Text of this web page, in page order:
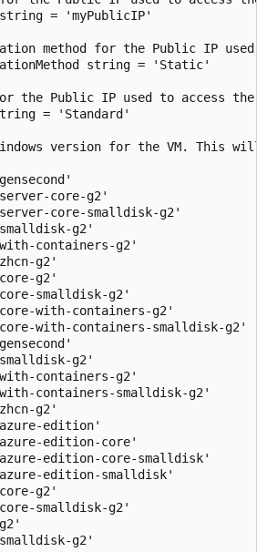
string = 'myPublicIP'
method for the Public IP
string = 'Static'
the Public IP used to access
= 'Standard'
version for the VM. This
core-g2'
core-smalldisk-g2'
g2'
containers-g2'
g2'
g2'
smalldisk-g2'
with-containers-g2'
with-containers-smalldisk-g2'
g2'
containers-g2'
containers-smalldisk-g2'
g2'
edition'
edition-core'
edition-core-smalldisk'
edition-smalldisk'
g2'
smalldisk-g2'
g2'